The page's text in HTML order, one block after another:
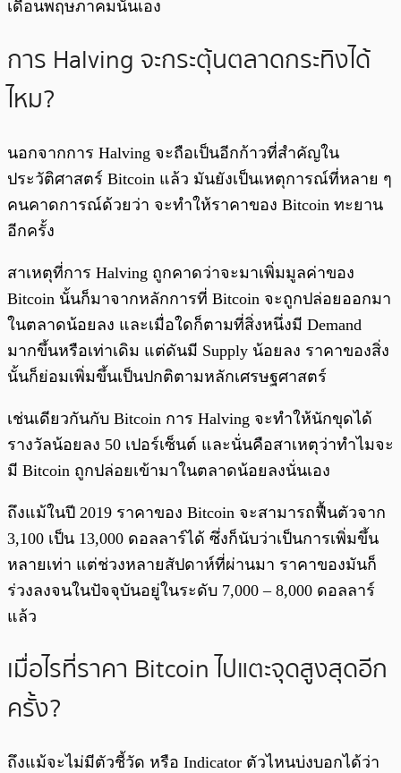
เดือนพฤษภาคมนั่นเอง
การ Halving จะกระตุ้นตลาดกระทิงได้
ไหม?
นอกจากการ Halving จะถือเป็นอีกก้าวที่สำคัญใน
ประวัติศาสตร์ Bitcoin แล้ว มันยังเป็นเหตุการณ์ที่หลาย ๆ
คนคาดการณ์ด้วยว่า จะทำให้ราคาของ Bitcoin ทะยาน
อีกครั้ง
สาเหตุที่การ Halving ถูกคาดว่าจะมาเพิ่มมูลค่าของ
Bitcoin นั้นก็มาจากหลักการที่ Bitcoin จะถูกปล่อยออกมา
ในตลาดน้อยลง และเมื่อใดก็ตามที่สิ่งหนึ่งมี Demand
มากขึ้นหรือเท่าเดิม แต่ดันมี Supply น้อยลง ราคาของสิ่ง
นั้นก็ย่อมเพิ่มขึ้นเป็นปกติตามหลักเศรษฐศาสตร์
เช่นเดียวกันกับ Bitcoin การ Halving จะทำให้นักขุดได้
รางวัลน้อยลง 50 เปอร์เซ็นต์ และนั่นคือสาเหตุว่าทำไมจะ
มี Bitcoin ถูกปล่อยเข้ามาในตลาดน้อยลงนั่นเอง
ถึงแม้ในปี 2019 ราคาของ Bitcoin จะสามารถฟื้นตัวจาก
3,100 เป็น 13,000 ดอลลาร์ได้ ซึ่งก็นับว่าเป็นการเพิ่มขึ้น
หลายเท่า แต่ช่วงหลายสัปดาห์ที่ผ่านมา ราคาของมันก็
ร่วงลงจนในปัจจุบันอยู่ในระดับ 7,000 – 8,000 ดอลลาร์
แล้ว
เมื่อไรที่ราคา Bitcoin ไปแตะจุดสูงสุดอีก
ครั้ง?
ถึงแม้จะไม่มีตัวชี้วัด หรือ Indicator ตัวไหนบ่งบอกได้ว่า